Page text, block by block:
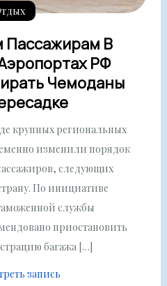
Пассажирам В
РФ
Чемоданы
крупных региональных
изменили порядок
следующих
По инициативе
службы
приостановить
багажа […]
запись